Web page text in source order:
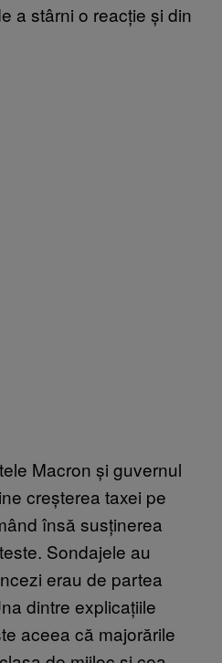
a stârni o reacție și din
Macron și guvernul
creșterea taxei pe
însă susținerea
Sondajele au
erau de partea
dintre explicațiile
aceea că majorările